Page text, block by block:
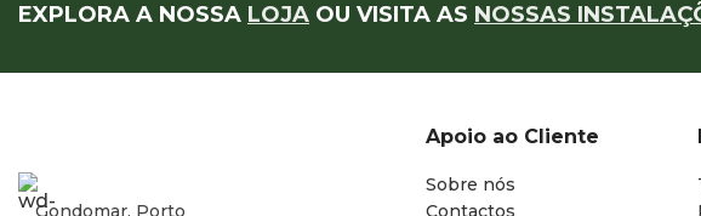
EXPLORA A NOSSA LOJA OU VISITA AS NOSSAS
Gondomar, Porto
Apoio ao Cliente
Sobre nós
Contactos